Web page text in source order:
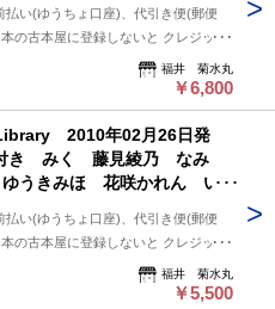
す。 5日間内、購入手続き頂ければ幸
も手続き頂けない場合は キャンセル
方により変わります。 (下記紹介部分
時間指定ご希望の場合 ※※郵便局
き可能です。 --発送について-- 振込確
致します。 ※郵便局ご利用の場合、
は 祭日明け発送になります。 ※※※
らせ致します。 追跡番号から荷物の
--保管期間について-- 此方から連絡
す。 5日間内、購入手続き頂ければ幸
も手続き頂けない場合は キャンセル
い(ゆうちょ口座)、代引き便(郵便
の古本屋に登録しないと クレジット
ます。 非会員の方は支払い方法を
引換」でご利用下さい。 --状態につい
(傷/汚れ/折れ/破れ/使用感等)は ある
え、 購入ご検討頂ければ幸いです。
ーパックライト 430円 ※追跡番号あ
・レターパックプラス 600円 ※追
方により変わります。 (下記紹介部分
時間指定ご希望の場合 ※※郵便局
き可能です。 --発送について-- 振込確
致します。 ※郵便局ご利用の場合、
福井 菊水丸
￥6,800
2010年02月26日発
き みく 藤見綾乃 なみ
うきみほ 花咲かれん いい
うか 森野くるみ ※画像の
い(ゆうちょ口座)、代引き便(郵便
の古本屋に登録しないと クレジット
ます。 非会員の方は支払い方法を
引換」でご利用下さい。 --状態につい
福井 菊水丸
￥5,500